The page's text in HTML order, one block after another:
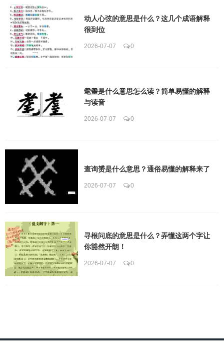
动人心弦的意思是什么？这几个成语解释
很到位
2026-07-07 0
耄耋是什么意思怎么读？简单易懂的解释
与读音
2026-07-07 0
查询赟是什么意思？通俗易懂的解释来了
2026-07-07 0
寻根问底的意思是什么？弄懂这两个字让
你豁然开朗！
2026-07-07 0